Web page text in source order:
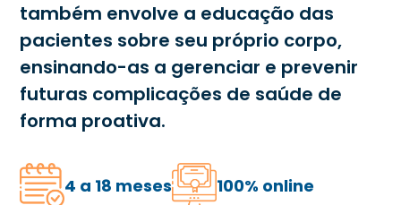
também envolve a educação das
pacientes sobre seu próprio corpo,
ensinando-as a gerenciar e prevenir
futuras complicações de saúde de
forma proativa.
4 a 18 meses 100% online